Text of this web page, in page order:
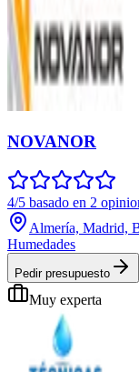
NOVANOR
4/5 basado en 2
Almería, Madrid,
Humedades
Pedir presupuesto
Muy experta